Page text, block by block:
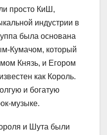
просто КиШ,
индустрии в
была основана
Кумачом, который
Князь, и Егором
как Король.
и богатую
музыке.
и Шута были